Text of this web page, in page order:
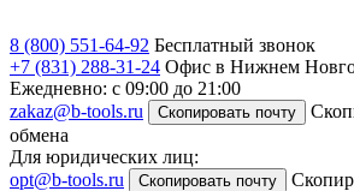
8 (800) 551-64-92 Бесплатный звонок
+7 (831) 288-31-24 Офис в Нижнем
Ежедневно: с 09:00 до 21:00
zakaz@b-tools.ru
Скопировать почту
обмена
Для юридических лиц:
opt@b-tools.ru
Скопировать почту